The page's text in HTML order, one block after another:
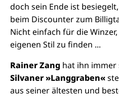
doch sein Ende ist
beim Discounter zum
Nicht einfach für die
eigenen Stil zu finden ...
Rainer Zang hat ihn immer
Silvaner »Langgraben«
aus seiner ältesten und